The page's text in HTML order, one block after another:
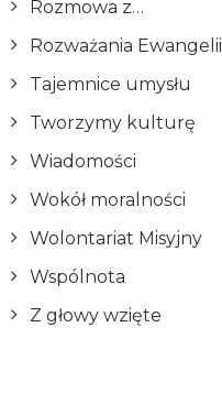
Rozmowa z…
Rozważania Ewangelii
Tajemnice umysłu
Tworzymy kulturę
Wiadomości
Wokół moralności
Wolontariat Misyjny
Wspólnota
Z głowy wzięte